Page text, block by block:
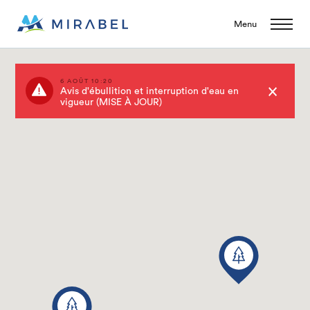
Menu
6 AOÛT 10:20
Avis d'ébullition et interruption d'eau en
vigueur (MISE À JOUR)